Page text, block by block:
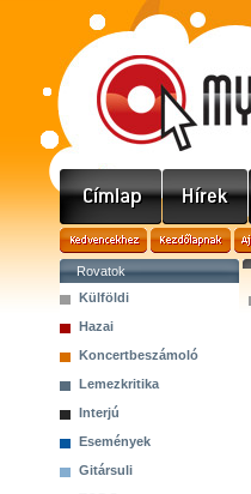
Rovatok
Külföldi
Hazai
Koncertbeszámoló
Lemezkritika
Interjú
Események
Gitársuli